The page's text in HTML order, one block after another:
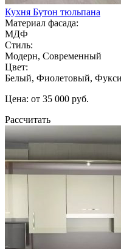
Кухня Бутон тюльпана
Материал фасада:
МДФ
Стиль:
Модерн, Современный
Цвет:
Белый, Фиолетовый,
Цена: от 35 000 руб.
Рассчитать